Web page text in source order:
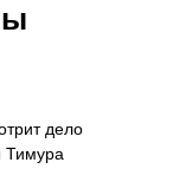
дело
Тимура